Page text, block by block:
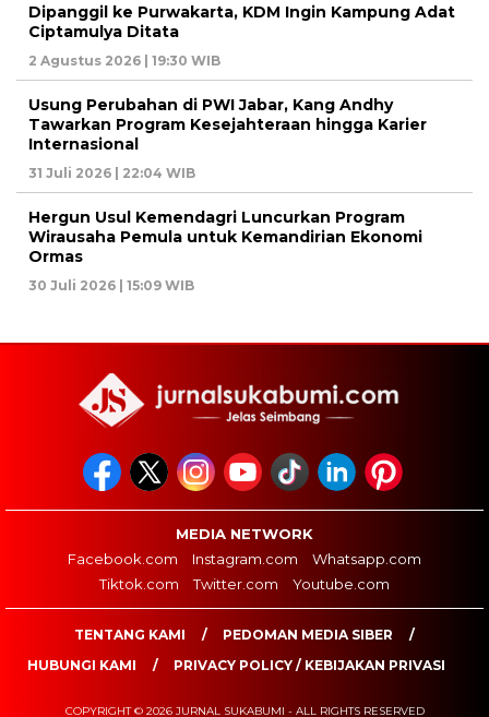
Dipanggil ke Purwakarta, KDM Ingin Kampung Adat
Ciptamulya Ditata
2 Agustus 2026 | 19:30 WIB
Usung Perubahan di PWI Jabar, Kang Andhy
Tawarkan Program Kesejahteraan hingga Karier
Internasional
31 Juli 2026 | 22:04 WIB
Hergun Usul Kemendagri Luncurkan Program
Wirausaha Pemula untuk Kemandirian Ekonomi
Ormas
30 Juli 2026 | 15:09 WIB
MEDIA NETWORK
Facebook.com
Instagram.com
Whatsapp.com
Tiktok.com
Twitter.com Youtube.com
TENTANG KAMI
PEDOMAN MEDIA SIBER
HUBUNGI KAMI
PRIVACY POLICY / KEBIJAKAN PRIVASI
COPYRIGHT © 2026 JURNAL SUKABUMI - ALL RIGHTS RESERVED